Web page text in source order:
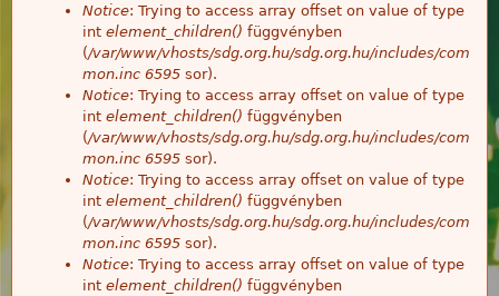
Notice: Trying to access array offset on value of type
int element_children() függvényben
(/var/www/vhosts/sdg.org.hu/sdg.org.hu/includes/com
mon.inc 6595 sor).
Notice: Trying to access array offset on value of type
int element_children() függvényben
(/var/www/vhosts/sdg.org.hu/sdg.org.hu/includes/com
mon.inc 6595 sor).
Notice: Trying to access array offset on value of type
int element_children() függvényben
(/var/www/vhosts/sdg.org.hu/sdg.org.hu/includes/com
mon.inc 6595 sor).
Notice: Trying to access array offset on value of type
int element_children() függvényben